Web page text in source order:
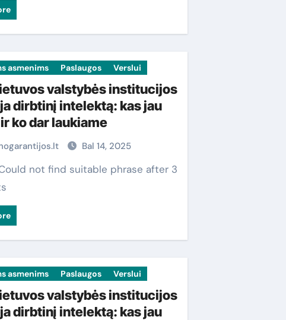
asmenims Paslaugos Verslui
valstybės institucijos
dirbtinį intelektą: kas jau
ko dar laukiame
Bal 14, 2025
asmenims Paslaugos Verslui
valstybės institucijos
dirbtinį intelektą: kas jau